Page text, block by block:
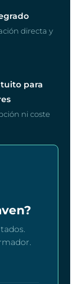
directa y
para
ni coste